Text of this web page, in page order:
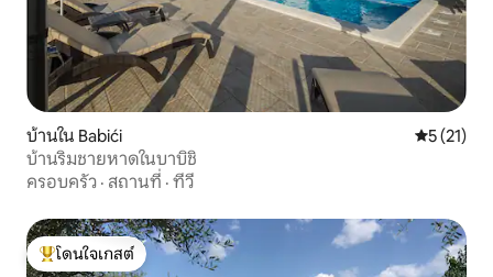
บ้านใน Babići คะแนนเฉลี่
5 (21)
บ้านริมชายหาดในบาบิชิ
ครอบครัว · สถานที่ · ทีวี
โดนใจเกสต์ที่สุด
โดนใจเกสต์